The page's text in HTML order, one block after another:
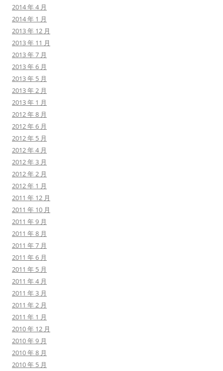
2014 年 4 月
2014 年 1 月
2013 年 12 月
2013 年 11 月
2013 年 7 月
2013 年 6 月
2013 年 5 月
2013 年 2 月
2013 年 1 月
2012 年 8 月
2012 年 6 月
2012 年 5 月
2012 年 4 月
2012 年 3 月
2012 年 2 月
2012 年 1 月
2011 年 12 月
2011 年 10 月
2011 年 9 月
2011 年 8 月
2011 年 7 月
2011 年 6 月
2011 年 5 月
2011 年 4 月
2011 年 3 月
2011 年 2 月
2011 年 1 月
2010 年 12 月
2010 年 9 月
2010 年 8 月
2010 年 5 月